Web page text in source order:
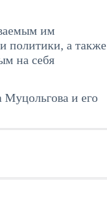
им
политики, а также
на себя
Муцольгова и его